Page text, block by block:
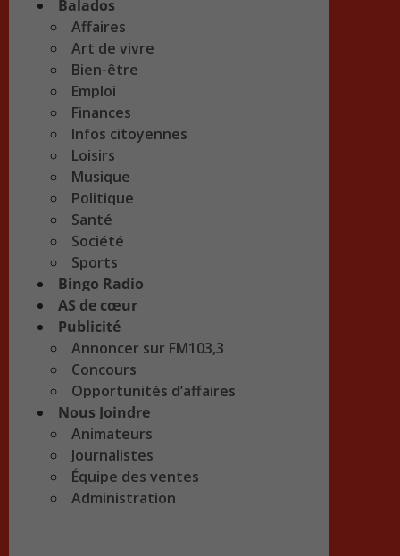
Balados
Affaires
Art de vivre
Bien-être
Emploi
Finances
Infos citoyennes
Loisirs
Musique
Politique
Santé
Société
Sports
Bingo Radio
AS de cœur
Publicité
Annoncer sur FM103,3
Concours
Opportunités d’affaires
Nous Joindre
Animateurs
Journalistes
Équipe des ventes
Administration